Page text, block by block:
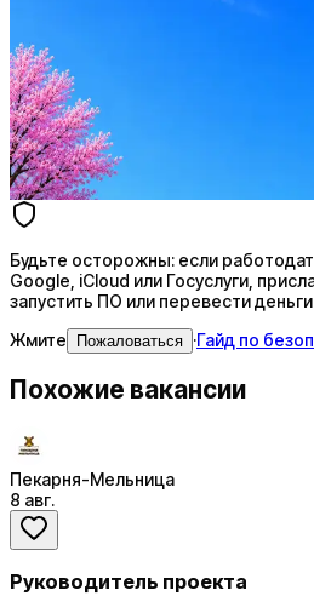
Будьте осторожны: если
Google, iCloud или Госуслуги,
запустить ПО или перевести
Жмите
Пожаловаться ·Гайд по
Похожие вакансии
Пекарня-Мельница
8 авг.
Руководитель проекта